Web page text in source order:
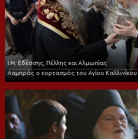
Ι.Μ. Εδέσσης, Πέλλης και Αλμωπίας
Λαμπρός ο εορτασμός του Αγίου